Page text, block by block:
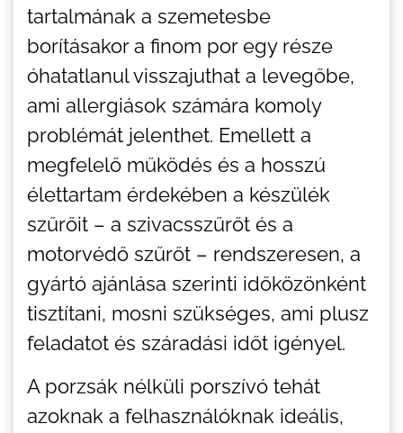
tartalmának a szemetesbe
borításakor a finom por egy része
óhatatlanul visszajuthat a levegőbe,
ami allergiások számára komoly
problémát jelenthet. Emellett a
megfelelő működés és a hosszú
élettartam érdekében a készülék
szűrőit – a szivacsszűrőt és a
motorvédő szűrőt – rendszeresen, a
gyártó ajánlása szerinti időközönként
tisztítani, mosni szükséges, ami plusz
feladatot és száradási időt igényel.
A porzsák nélküli porszívó tehát
azoknak a felhasználóknak ideális,